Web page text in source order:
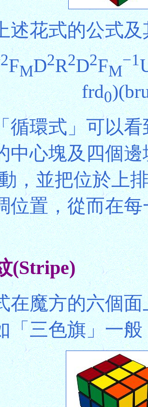
述花式的公式
2FMD2R2D2FM
−1
frd0
循環式」可以
中心塊及四個
，並把位於上
位置，從而在
(Stripe)
在魔方的六個
「三色旗」一